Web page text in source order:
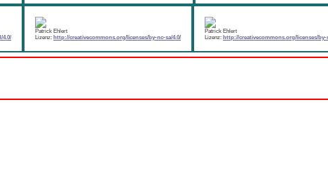
4.0/
Patrick Ehlert
Lizenz: http://creativecommons.org/licenses/by-nc-sa/4.0/
Patrick Ehlert
Lizenz: http://creativecommons.org/licenses/by-